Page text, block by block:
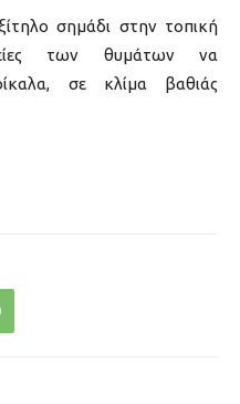
σημάδι στην τοπική
των θυμάτων να
σε κλίμα βαθιάς